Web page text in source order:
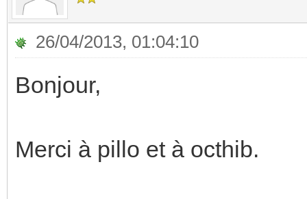
26/04/2013, 01:04:10
Bonjour,
Merci à pillo et à octhib.